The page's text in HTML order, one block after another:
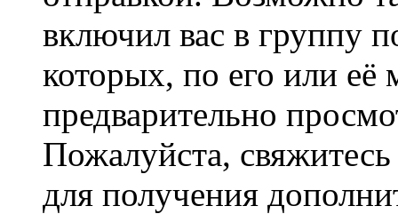
включил вас в группу
которых, по его или
предварительно
Пожалуйста,
для получения